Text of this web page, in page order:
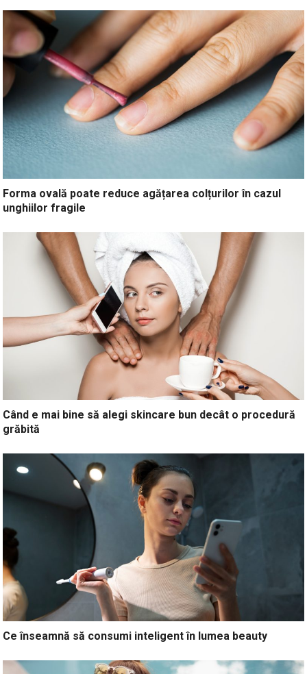
Forma ovală poate reduce agățarea colțurilor în cazul
unghiilor fragile
Când e mai bine să alegi skincare bun decât o procedură
grăbită
Ce înseamnă să consumi inteligent în lumea beauty